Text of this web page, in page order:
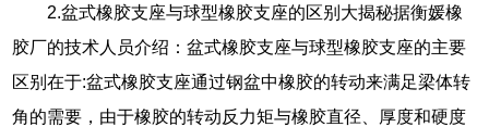
2.盆式橡胶支座与球型橡胶支座的区别大揭秘据衡媛橡
胶厂的技术人员介绍：盆式橡胶支座与球型橡胶支座的主要
区别在于:盆式橡胶支座通过钢盆中橡胶的转动来满足梁体转
角的需要，由于橡胶的转动反力矩与橡胶直径、厚度和硬度